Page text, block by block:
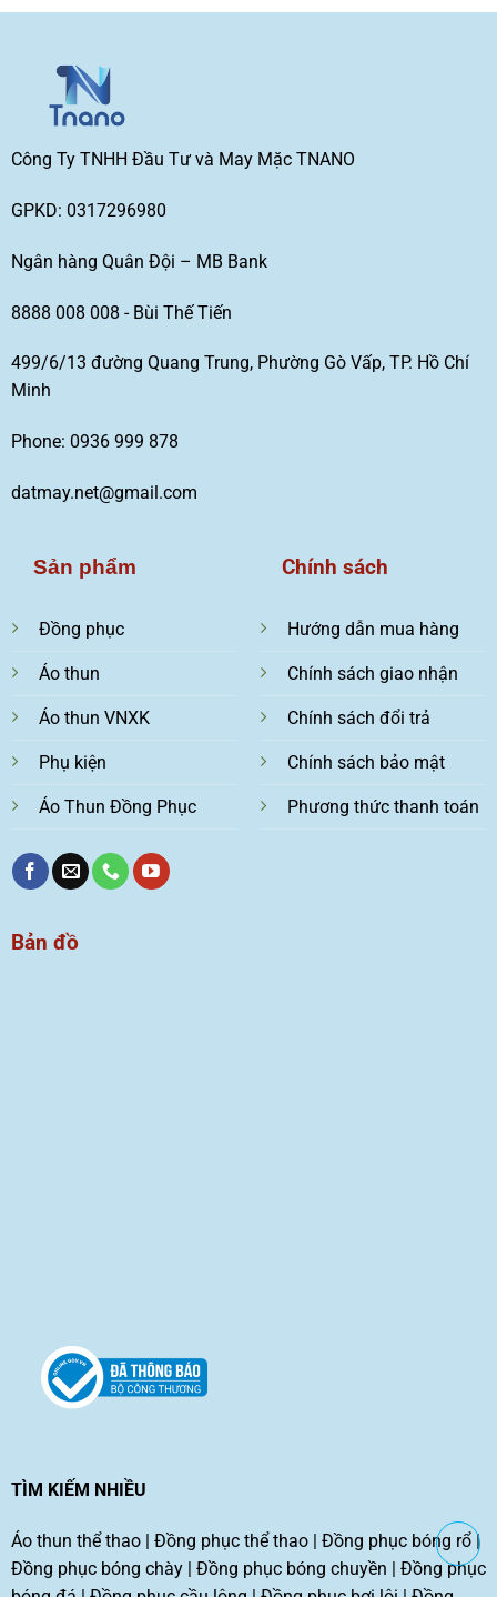
Công Ty TNHH Đầu Tư và May Mặc TNANO
GPKD: 0317296980
Ngân hàng Quân Đội – MB Bank
8888 008 008 - Bùi Thế Tiến
499/6/13 đường Quang Trung, Phường Gò Vấp, TP. Hồ Chí
Minh
Phone: 0936 999 878
datmay.net@gmail.com
Sản phẩm
Đồng phục
Áo thun
Áo thun VNXK
Phụ kiện
Áo Thun Đồng Phục
Chính sách
Hướng dẫn mua hàng
Chính sách giao nhận
Chính sách đổi trả
Chính sách bảo mật
Phương thức thanh toán
Bản đồ
TÌM KIẾM NHIỀU
Áo thun thể thao| Đồng phục thể thao| Đồng phục bóng rổ|
Đồng phục bóng chày| Đồng phục bóng chuyền | Đồng phục